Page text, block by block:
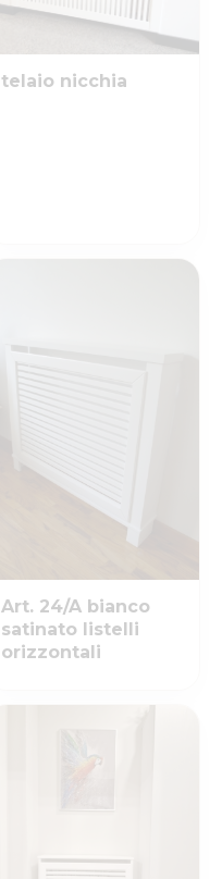
telaio nicchia
Art. 24/A bianco
satinato listelli
orizzontali